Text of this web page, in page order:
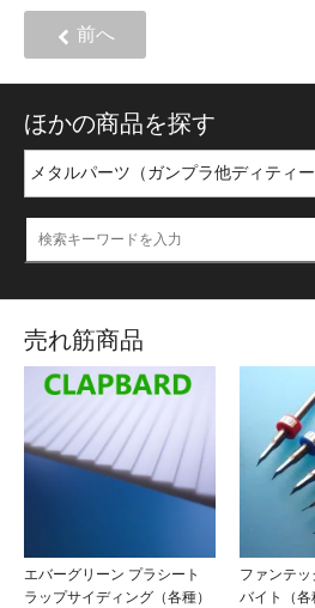
前へ
ほかの商品を探す
売れ筋商品
エバーグリーン プラシート
ラップサイディング（各種）
ファンテ
バイト（各